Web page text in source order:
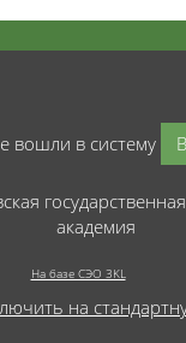
вошли в систему
академия
На базе СЭО 3KL
на